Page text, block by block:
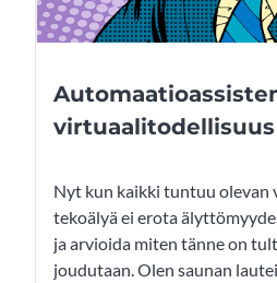
virtuaalitodellisuus
Nyt kun kaikki tuntuu olevan
tekoälyä ei erota
ja arvioida miten tänne on
joudutaan. Olen saunan